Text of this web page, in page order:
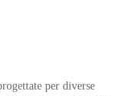
per diverse